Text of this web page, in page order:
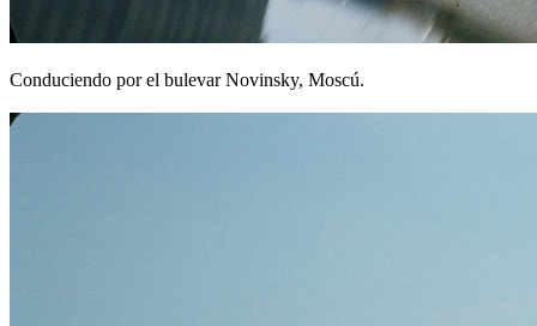
Conduciendo por el bulevar Novinsky, Moscú.